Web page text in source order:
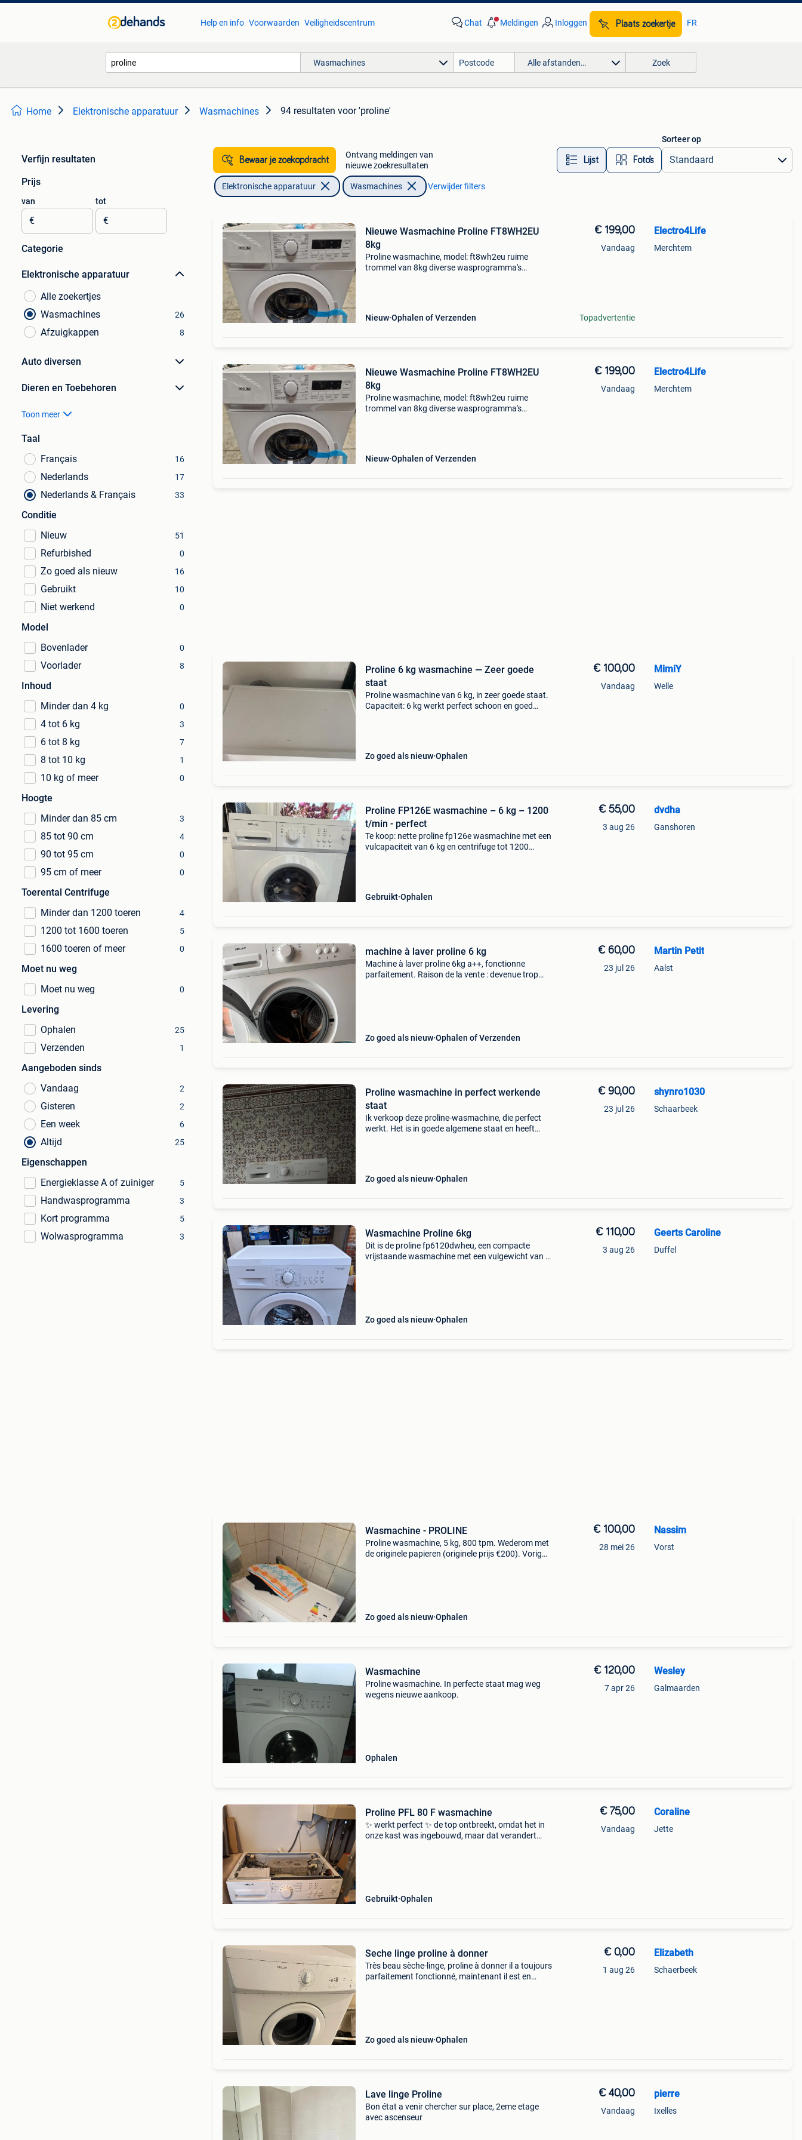
Help en info Voorwaarden Veiligheidscentrum Chat Meldingen Inloggen Plaats zoekertje FR
Wasmachines Alle afstanden… Zoek
Home Elektronische apparatuur Wasmachines 94 resultaten voor 'proline'
Verfijn resultaten
Prijs
van
€
tot
€
Categorie
Elektronische apparatuur
Alle zoekertjes
Wasmachines
26
Afzuigkappen 8
Auto diversen
Dieren en Toebehoren
Toon meer
Taal
Français
16
Nederlands 17
Nederlands & Français 33
Conditie
Nieuw
51
Refurbished 0
Zo goed als nieuw 16
Gebruikt 10
Niet werkend 0
Model
Bovenlader
0
Voorlader 8
Inhoud
Minder dan 4 kg
0
4 tot 6 kg 3
6 tot 8 kg 7
8 tot 10 kg 1
10 kg of meer 0
Hoogte
Minder dan 85 cm
3
85 tot 90 cm 4
90 tot 95 cm 0
95 cm of meer 0
Toerental Centrifuge
Minder dan 1200 toeren
4
1200 tot 1600 toeren 5
1600 toeren of meer 0
Moet nu weg
Moet nu weg
0
Levering
Ophalen
25
Verzenden 1
Aangeboden sinds
Vandaag
2
Gisteren 2
Een week 6
Altijd 25
Eigenschappen
Energieklasse A of zuiniger
5
Handwasprogramma 3
Kort programma 5
Wolwasprogramma 3
Bewaar je zoekopdracht
Ontvang meldingen van
nieuwe zoekresultaten
Lijst Foto’s
Sorteer op
Elektronische apparatuur Wasmachines Verwijder filters
Nieuwe Wasmachine Proline FT8WH2EU
8kg
Proline wasmachine, model: ft8wh2eu ruime
trommel van 8kg diverse wasprogramma's
Nieuw Ophalen of Verzenden
€ 199,00
Vandaag
Topadvertentie
Electro4Life
Merchtem
Nieuwe Wasmachine Proline FT8WH2EU
8kg
Proline wasmachine, model: ft8wh2eu ruime
trommel van 8kg diverse wasprogramma's
Nieuw Ophalen of Verzenden
€ 199,00
Vandaag
Electro4Life
Merchtem
Proline 6 kg wasmachine — Zeer goede
staat
Proline wasmachine van 6 kg, in zeer goede staat.
Capaciteit: 6 kg werkt perfect schoon en goed
Zo goed als nieuw Ophalen
€ 100,00
Vandaag
MimiY
Welle
Proline FP126E wasmachine – 6 kg – 1200
t/min - perfect
Te koop: nette proline fp126e wasmachine met een
vulcapaciteit van 6 kg en centrifuge tot 1200
Gebruikt Ophalen
€ 55,00
3 aug 26
dvdha
Ganshoren
machine à laver proline 6 kg
Machine à laver proline 6kg a++, fonctionne
parfaitement. Raison de la vente : devenue trop
Zo goed als nieuw Ophalen of Verzenden
€ 60,00
23 jul 26
Martin Petit
Aalst
Proline wasmachine in perfect werkende
staat
Ik verkoop deze proline-wasmachine, die perfect
werkt. Het is in goede algemene staat en heeft
Zo goed als nieuw Ophalen
€ 90,00
23 jul 26
shynro1030
Schaarbeek
Wasmachine Proline 6kg
Dit is de proline fp6120dwheu, een compacte
vrijstaande wasmachine met een vulgewicht van 6
Zo goed als nieuw Ophalen
€ 110,00
3 aug 26
Geerts Caroline
Duffel
Wasmachine - PROLINE
Proline wasmachine, 5 kg, 800 tpm. Wederom met
de originele papieren (originele prijs €200). Vorig
Zo goed als nieuw Ophalen
€ 100,00
28 mei 26
Nassim
Vorst
Wasmachine
Proline wasmachine. In perfecte staat mag weg
wegens nieuwe aankoop.
Ophalen
€ 120,00
7 apr 26
Wesley
Galmaarden
Proline PFL 80 F wasmachine
✨ werkt perfect ✨ de top ontbreekt, omdat het in
onze kast was ingebouwd, maar dat verandert
Gebruikt Ophalen
€ 75,00
Vandaag
Coraline
Jette
Seche linge proline à donner
Très beau sèche-linge, proline à donner il a toujours
parfaitement fonctionné, maintenant il est en
Zo goed als nieuw Ophalen
€ 0,00
1 aug 26
Elizabeth
Schaerbeek
Lave linge Proline
Bon état a venir chercher sur place, 2eme etage
avec ascenseur
€ 40,00
Vandaag
pierre
Ixelles